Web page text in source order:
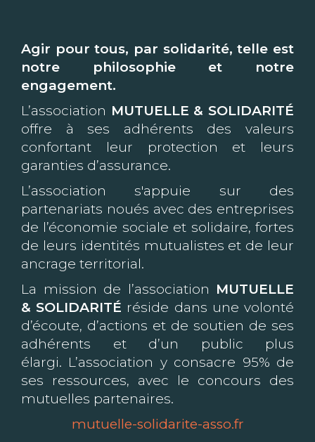
Agir pour tous, par solidarité, telle est
notre philosophie et notre
engagement.
L’association MUTUELLE & SOLIDARITÉ
offre à ses adhérents des valeurs
confortant leur protection et leurs
garanties d’assurance.
L’association s'appuie sur des
partenariats noués avec des entreprises
de l’économie sociale et solidaire, fortes
de leurs identités mutualistes et de leur
ancrage territorial.
La mission de l’association MUTUELLE
& SOLIDARITÉ réside dans une volonté
d’écoute, d’actions et de soutien de ses
adhérents et d’un public plus
élargi. L’association y consacre 95% de
ses ressources, avec le concours des
mutuelles partenaires.
mutuelle-solidarite-asso.fr